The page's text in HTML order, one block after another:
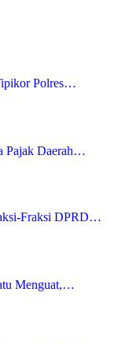
Polres…
Pajak Daerah…
Fraksi DPRD…
Menguat,…